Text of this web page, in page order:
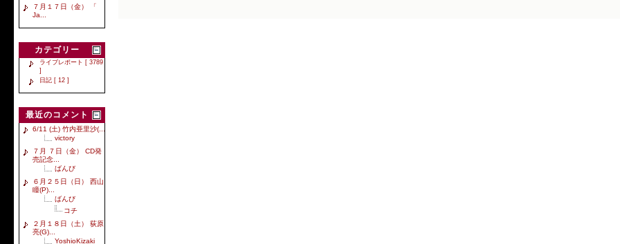
７月１７日（金） 「
Ja...
カテゴリー
ライブレポート [ 3789
]
日記 [ 12 ]
最近のコメント
6/11 (土) 竹内亜里沙(...
victory
７月 ７日（金） CD発
売記念...
ばんび
６月２５日（日） 西山
瞳(P)...
ばんび
コチ
２月１８日（土） 荻原
亮(G)...
YoshioKizaki